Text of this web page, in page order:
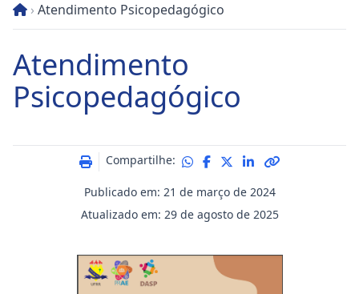
› Atendimento Psicopedagógico
Atendimento
Psicopedagógico
Publicado em: 21 de março de 2024
Atualizado em: 29 de agosto de 2025
Compartilhe: